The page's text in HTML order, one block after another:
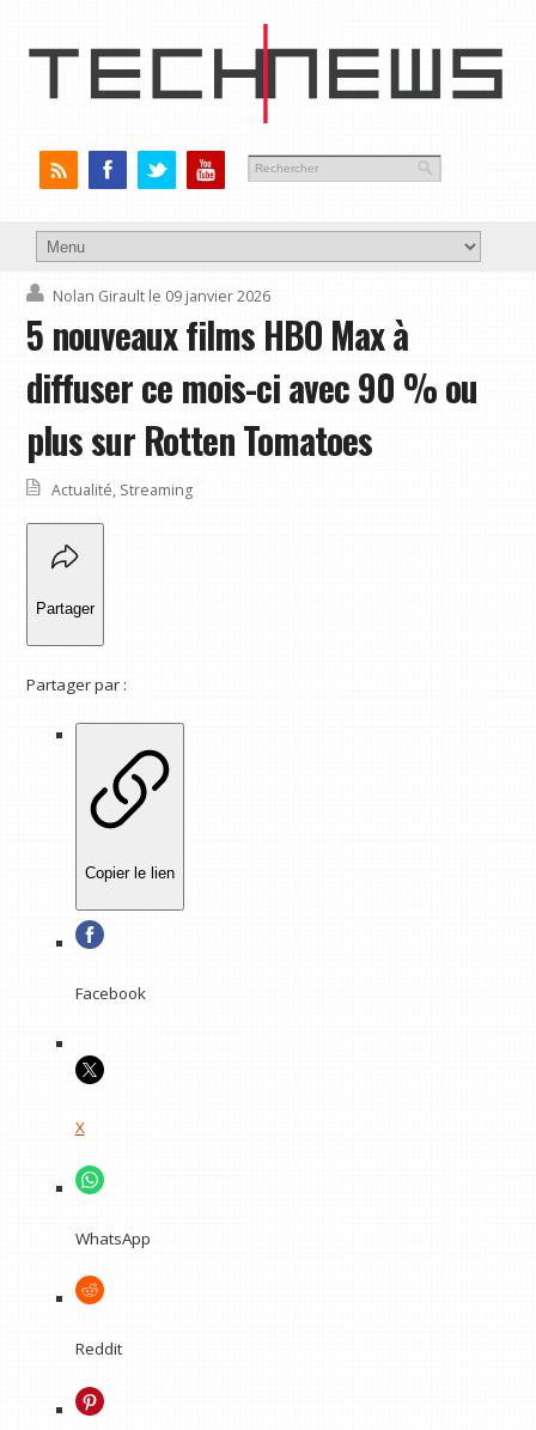
Nolan Girault le 09 janvier 2026
5 nouveaux films HBO Max à
diffuser ce mois-ci avec 90 % ou
plus sur Rotten Tomatoes
Actualité, Streaming
Partager
Partager par :
Copier le lien
Facebook
X
WhatsApp
Reddit